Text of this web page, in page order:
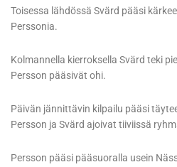
Toisessa lähdössä Svärd pääsi
Perssonia.
Kolmannella kierroksella Svärd teki
Persson pääsivät ohi.
Päivän jännittävin kilpailu pääsi
Persson ja Svärd ajoivat tiiviissä
Persson pääsi pääsuoralla usein